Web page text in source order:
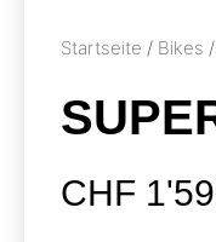
Startseite / Bikes /
CHF